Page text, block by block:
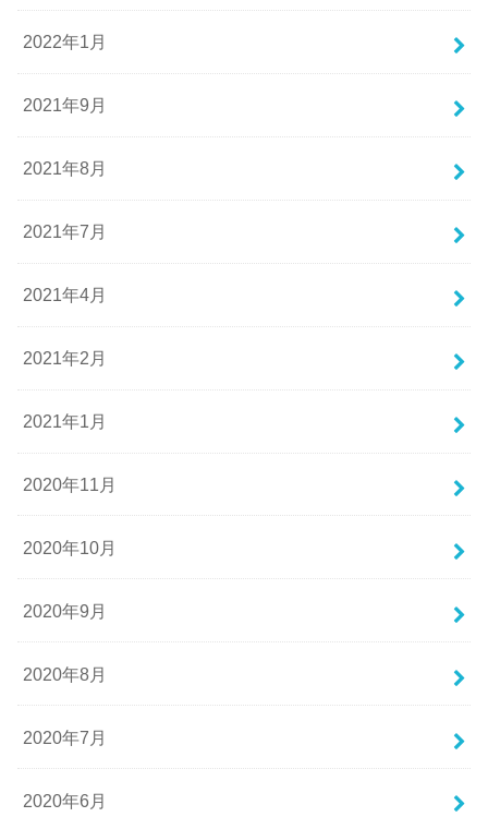
2022年1月
2021年9月
2021年8月
2021年7月
2021年4月
2021年2月
2021年1月
2020年11月
2020年10月
2020年9月
2020年8月
2020年7月
2020年6月